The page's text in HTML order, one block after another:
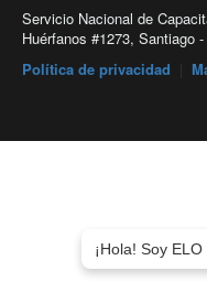
Servicio Nacional de
Huérfanos #1273, Santiago
Política de privacidad
¡Hola! Soy